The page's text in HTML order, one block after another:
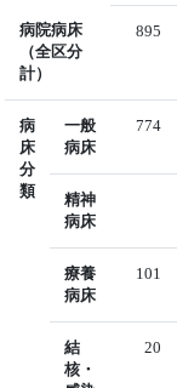
病院病床
（全区分
計）
895
病
床
分
類
一般
病床
774
精神
病床
療養
病床
101
結
核・
20